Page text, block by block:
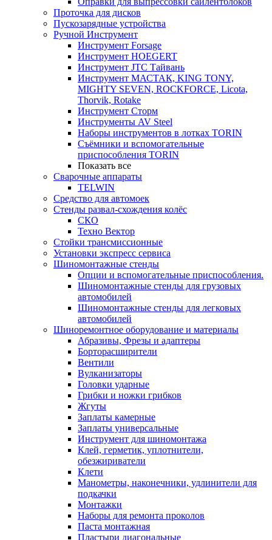
Проточка для дисков
Пускозарядные устройства
Ручной Инструмент
Инструмент Forsage
Инструмент HOEGERT
Инструмент JTC Тайвань
Инструмент МАСТАК, KING TONY,
MIGHTY SEVEN, ROCKFORCE, Licota,
Thorvik, Rotake
Инструмент Сторм
Инструменты AV Steel
Наборы инструментов в лотках TORIN
Съёмники и вспомогательные
приспособления TORIN
Показать все
Сварочные аппараты
TELWIN
Средство для автомоек
Стенды развал-схождения колёс
СКО
Техно Вектор
Стойки трансмиссионные
Установки экспресс сервиса
Шиномонтажные стенды
Опции и вспомогательные приспособления.
Шиномонтажные стенды для грузовых
автомобилей
Шиномонтажные стенды для легковых
автомобилей
Шиноремонтное оборудование и материалы
Абразивы, Фрезы и адаптеры
Борторасширители
Вентили
Вулканизаторы
Головки ударные
Грибки и ножки грибков
Жгуты
Заплаты камерные
Заплаты универсальные
Инструмент для шиномонтажа
Клей, герметик, уплотнители,
обезжириватели
Клети
Манометры, наконечники, удлинители для
подкачки
Монтажки
Наборы для ремонта проколов
Паста монтажная
Пластыри диагональные